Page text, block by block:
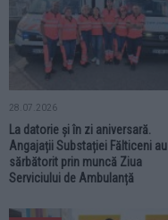
28.07.2026
La datorie și în zi aniversară.
Angajații Substației Fălticeni au
sărbătorit prin muncă Ziua
Serviciului de Ambulanță